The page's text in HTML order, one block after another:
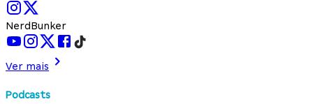
NerdBunker
Ver mais
Podcasts